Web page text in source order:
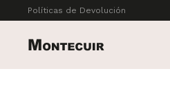
Políticas de Devolución